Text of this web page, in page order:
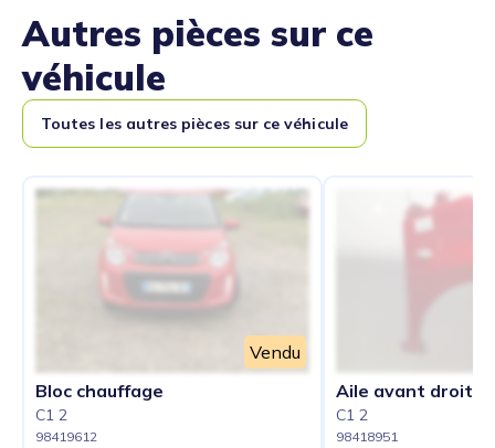
Autres pièces sur ce
véhicule
Toutes les autres pièces sur ce véhicule
Vendu
Bloc chauffage
C1 2
98419612
Aile avant droit
C1 2
98418951